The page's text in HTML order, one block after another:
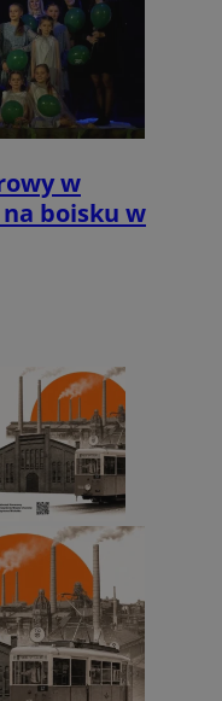
w
boisku w